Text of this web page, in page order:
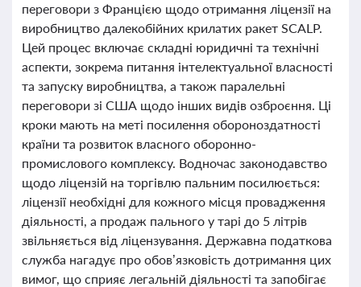
переговори з Францією щодо отримання ліцензії на
виробництво далекобійних крилатих ракет SCALP.
Цей процес включає складні юридичні та технічні
аспекти, зокрема питання інтелектуальної власності
та запуску виробництва, а також паралельні
переговори зі США щодо інших видів озброєння. Ці
кроки мають на меті посилення обороноздатності
країни та розвиток власного оборонно-
промислового комплексу. Водночас законодавство
щодо ліцензій на торгівлю пальним посилюється:
ліцензії необхідні для кожного місця провадження
діяльності, а продаж пального у тарі до 5 літрів
звільняється від ліцензування. Державна податкова
служба нагадує про обов’язковість дотримання цих
вимог, що сприяє легальній діяльності та запобігає